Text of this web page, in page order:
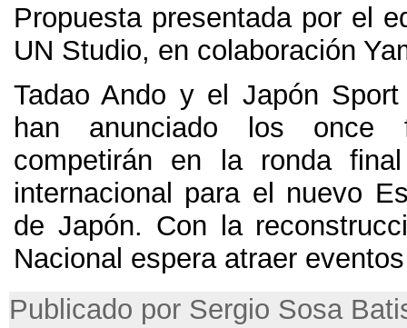
Propuesta presentada por el
UN Studio, en colaboración
Tadao Ando y el Japón Sport
han anunciado los once
competirán en la ronda
internacional para el nuevo
de Japón. Con la
Nacional espera atraer
Publicado por Sergio Sosa